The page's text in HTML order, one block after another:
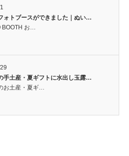
ォトブースができました｜ぬい…
BOOTH お…
手土産・夏ギフトに水出し玉露…
お土産・夏ギ…